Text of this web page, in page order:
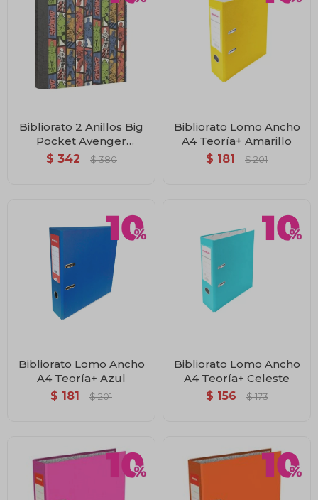
Bibliorato 2 Anillos Big
Pocket Avenger
Historietas
$ 342 $ 380
Bibliorato Lomo Ancho
A4 Teoría+ Amarillo
$ 181 $ 201
Bibliorato Lomo Ancho
A4 Teoría+ Azul
$ 181 $ 201
Bibliorato Lomo Ancho
A4 Teoría+ Celeste
$ 156 $ 173